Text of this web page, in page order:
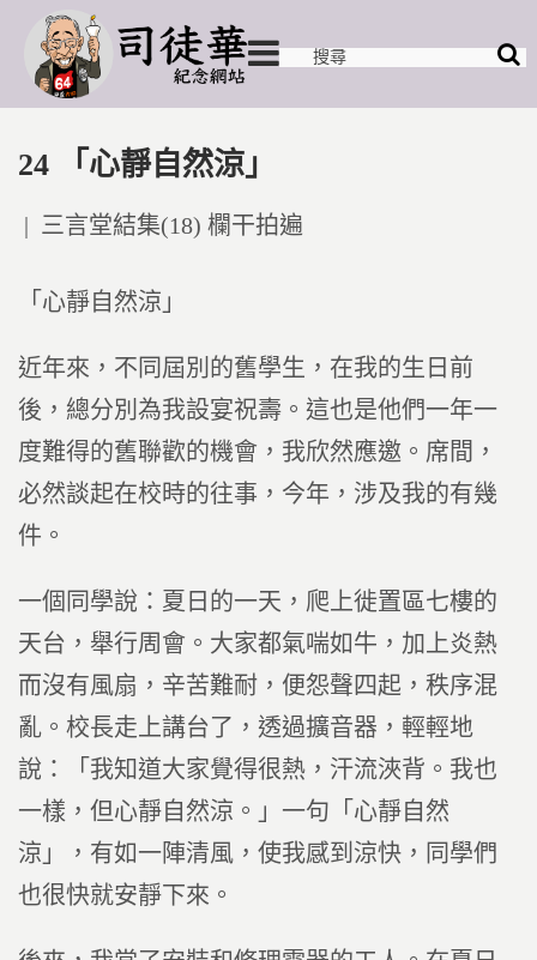
24 「心靜自然涼」
Posted
三言堂結集(18) 欄干拍遍
「心靜自然涼」
近年來，不同屆別的舊學生，在我的生日前
後，總分別為我設宴祝壽。這也是他們一年一
度難得的舊聯歡的機會，我欣然應邀。席間，
必然談起在校時的往事，今年，涉及我的有幾
件。
一個同學說：夏日的一天，爬上徙置區七樓的
天台，舉行周會。大家都氣喘如牛，加上炎熱
而沒有風扇，辛苦難耐，便怨聲四起，秩序混
亂。校長走上講台了，透過擴音器，輕輕地
說：「我知道大家覺得很熱，汗流浹背。我也
一樣，但心靜自然涼。」一句「心靜自然
涼」，有如一陣清風，使我感到涼快，同學們
也很快就安靜下來。